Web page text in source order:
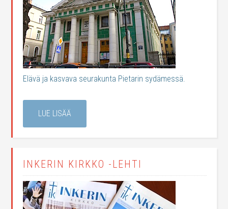
Elävä ja kasvava seurakunta Pietarin sydämessä.
LUE LISÄÄ
INKERIN KIRKKO -LEHTI